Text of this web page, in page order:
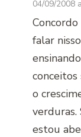
04/09/2008
falar
o
verduras.
estou